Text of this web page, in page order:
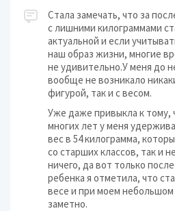
Стала замечать, что за
с лишними килограммами
актуальной и если
наш образ жизни, многие
не удивительно.У меня до
вообще не возникало
фигурой, так и с весом.
Уже даже привыкла к тому,
многих лет у меня
вес в 54 килограмма,
со старших классов, так и
ничего, да вот только
ребенка я отметила, что
весе и при моем
заметно.